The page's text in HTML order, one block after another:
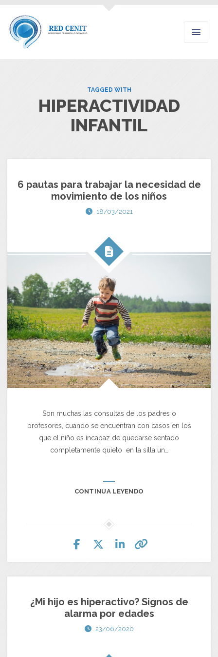
TAGGED WITH
HIPERACTIVIDAD
INFANTIL
6 pautas para trabajar la necesidad de
movimiento de los niños
18/03/2021
Son muchas las consultas de los padres o
profesores, cuando se encuentran con casos en los
que el niño es incapaz de quedarse sentado
completamente quieto en la silla un…
CONTINUA LEYENDO
¿Mi hijo es hiperactivo? Signos de
alarma por edades
23/06/2020